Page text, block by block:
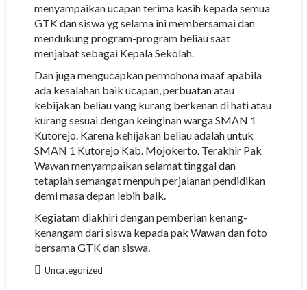
menyampaikan ucapan terima kasih kepada semua
GTK dan siswa yg selama ini membersamai dan
mendukung program-program beliau saat
menjabat sebagai Kepala Sekolah.
Dan juga mengucapkan permohona maaf apabila
ada kesalahan baik ucapan, perbuatan atau
kebijakan beliau yang kurang berkenan di hati atau
kurang sesuai dengan keinginan warga SMAN 1
Kutorejo. Karena kehijakan beliau adalah untuk
SMAN 1 Kutorejo Kab. Mojokerto. Terakhir Pak
Wawan menyampaikan selamat tinggal dan
tetaplah semangat menpuh perjalanan pendidikan
demi masa depan lebih baik.
Kegiatam diakhiri dengan pemberian kenang-
kenangam dari siswa kepada pak Wawan dan foto
bersama GTK dan siswa.
Uncategorized